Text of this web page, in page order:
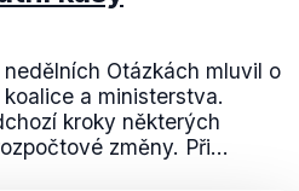
Otázkách mluvil o
a ministerstva.
kroky některých
změny. Při...